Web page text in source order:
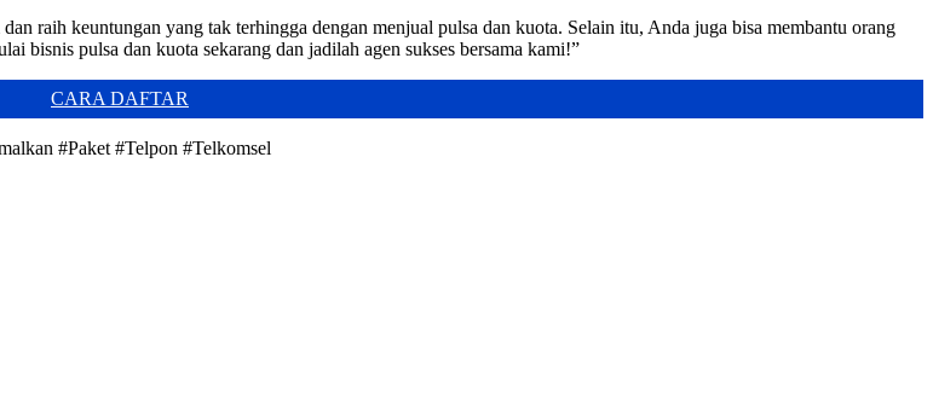
raih keuntungan yang tak terhingga dengan menjual pulsa dan kuota. Selain itu, Anda juga bisa membantu orang
bisnis pulsa dan kuota sekarang dan jadilah agen sukses bersama kami!”
CARA DAFTAR
#Paket #Telpon #Telkomsel